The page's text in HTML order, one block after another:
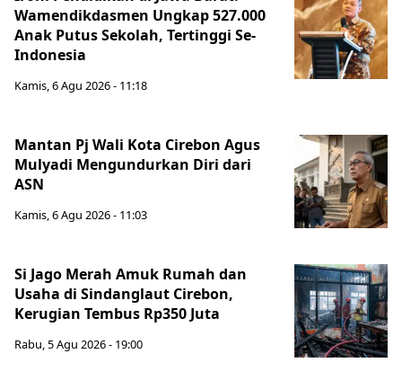
Wamendikdasmen Ungkap 527.000
Anak Putus Sekolah, Tertinggi Se-
Indonesia
Kamis, 6 Agu 2026 - 11:18
Mantan Pj Wali Kota Cirebon Agus
Mulyadi Mengundurkan Diri dari
ASN
Kamis, 6 Agu 2026 - 11:03
Si Jago Merah Amuk Rumah dan
Usaha di Sindanglaut Cirebon,
Kerugian Tembus Rp350 Juta
Rabu, 5 Agu 2026 - 19:00